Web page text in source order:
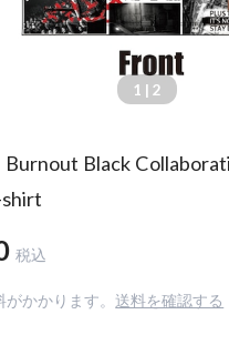
1 | 2
Black
税込
がかかります。 送料を確認する